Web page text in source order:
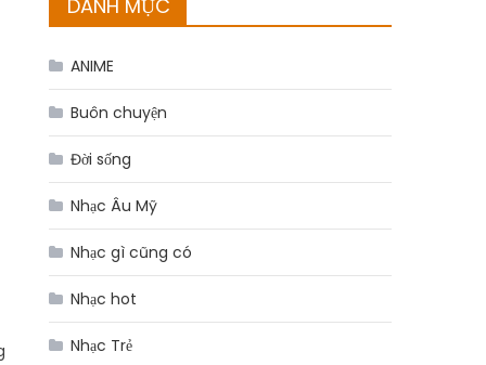
DANH MỤC
ANIME
Buôn chuyện
Đời sống
Nhạc Âu Mỹ
Nhạc gì cũng có
Nhạc hot
Nhạc Trẻ